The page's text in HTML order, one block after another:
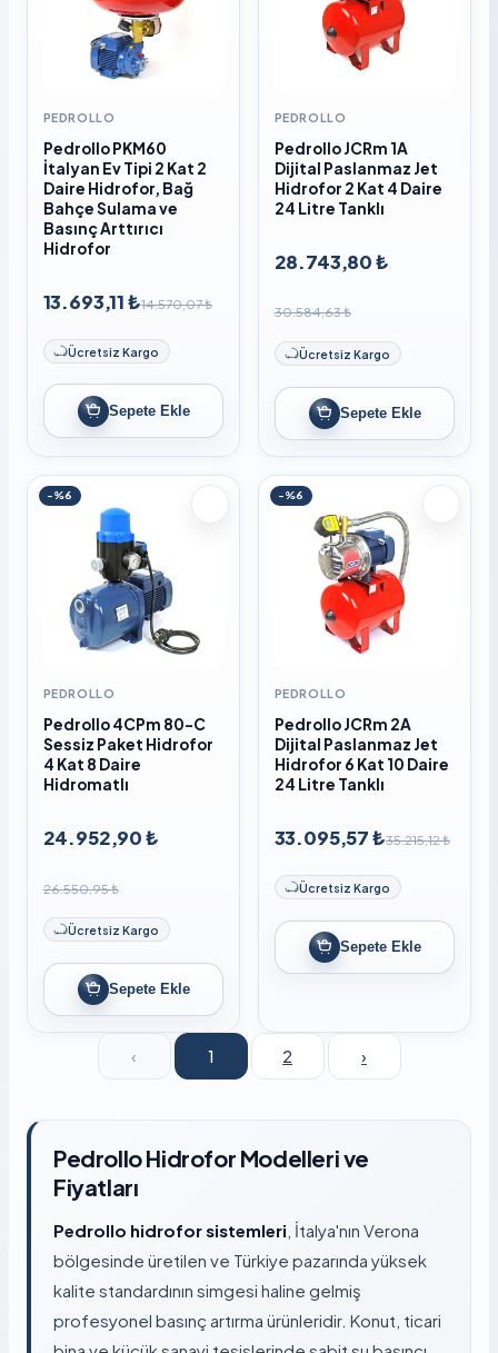
PEDROLLO
Pedrollo PKM60
İtalyan Ev Tipi 2 Kat 2
Daire Hidrofor, Bağ
Bahçe Sulama ve
Basınç Arttırıcı
Hidrofor
13.693,11 ₺14.570,07 ₺
Ücretsiz Kargo
Sepete Ekle
PEDROLLO
Pedrollo JCRm 1A
Dijital Paslanmaz Jet
Hidrofor 2 Kat 4 Daire
24 Litre Tanklı
28.743,80 ₺
30.584,63 ₺
Ücretsiz Kargo
Sepete Ekle
-%6
PEDROLLO
Pedrollo 4CPm 80-C
Sessiz Paket Hidrofor
4 Kat 8 Daire
Hidromatlı
24.952,90 ₺
26.550,95 ₺
Ücretsiz Kargo
Sepete Ekle
-%6
PEDROLLO
Pedrollo JCRm 2A
Dijital Paslanmaz Jet
Hidrofor 6 Kat 10 Daire
24 Litre Tanklı
33.095,57 ₺35.215,12 ₺
Ücretsiz Kargo
Sepete Ekle
‹ 1 2 ›
Pedrollo Hidrofor Modelleri ve
Fiyatları
Pedrollo hidrofor sistemleri , İtalya'nın Verona
bölgesinde üretilen ve Türkiye pazarında yüksek
kalite standardının simgesi haline gelmiş
profesyonel basınç artırma ürünleridir. Konut, ticari